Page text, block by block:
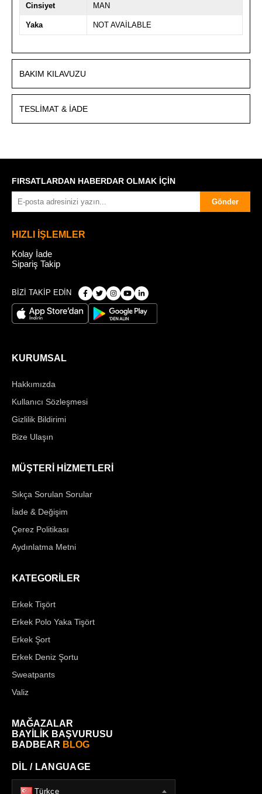
Cinsiyet MAN
Yaka NOT AVAİLABLE
BAKIM KILAVUZU
TESLIMAT & İADE
FIRSATLARDAN HABERDAR OLMAK İÇİN
Gönder
HIZLI İŞLEMLER
Kolay İade
Sipariş Takip
BİZİ TAKİP EDİN
KURUMSAL
Hakkımızda
Kullanıcı Sözleşmesi
Gizlilik Bildirimi
Bize Ulaşın
MÜŞTERİ HİZMETLERİ
Sıkça Sorulan Sorular
İade & Değişim
Çerez Politikası
Aydınlatma Metni
KATEGORİLER
Erkek Tişört
Erkek Polo Yaka Tişört
Erkek Şort
Erkek Deniz Şortu
Sweatpants
Valiz
MAĞAZALAR
BAYİLİK BAŞVURUSU
BADBEAR BLOG
DİL / LANGUAGE
Türkçe